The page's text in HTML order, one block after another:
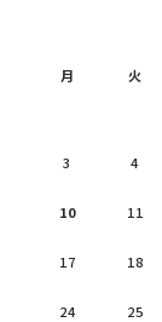
月
火
3 4
10 11
17 18
24 25